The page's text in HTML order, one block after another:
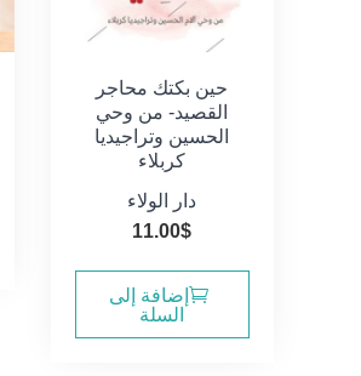
حين بكتك محاجر
القصيد- من وحي
الحسين وتراجيديا
كربلاء
دار الولاء
11.00$
إضافة إلى
السلة